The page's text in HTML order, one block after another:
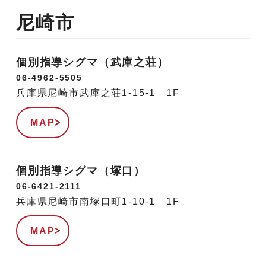
尼崎市
個別指導シグマ（武庫之荘）
06-4962-5505
兵庫県尼崎市武庫之荘1-15-1 1F
MAP
個別指導シグマ（塚口）
06-6421-2111
兵庫県尼崎市南塚口町1-10-1 1F
MAP